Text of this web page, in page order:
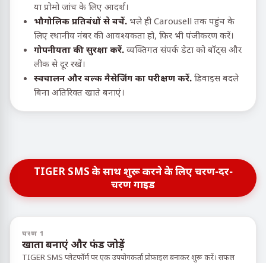
या प्रोमो जांच के लिए आदर्श।
भौगोलिक प्रतिबंधों से बचें. भले ही Carousell तक पहुंच के
लिए स्थानीय नंबर की आवश्यकता हो, फिर भी पंजीकरण करें।
गोपनीयता की सुरक्षा करें. व्यक्तिगत संपर्क डेटा को बॉट्स और
लीक से दूर रखें।
स्वचालन और बल्क मैसेजिंग का परीक्षण करें. डिवाइस बदले
बिना अतिरिक्त खाते बनाएं।
TIGER SMS के साथ शुरू करने के लिए चरण-दर-
चरण गाइड
चरण 1
खाता बनाएं और फंड जोड़ें
TIGER SMS प्लेटफॉर्म पर एक उपयोगकर्ता प्रोफ़ाइल बनाकर शुरू करें। सफल